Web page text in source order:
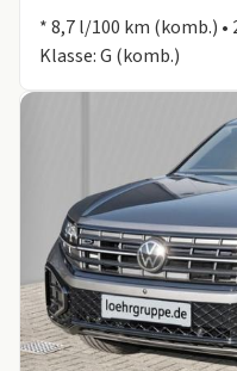
* 8,7 l/100 km (komb.) •
Klasse: G (komb.)